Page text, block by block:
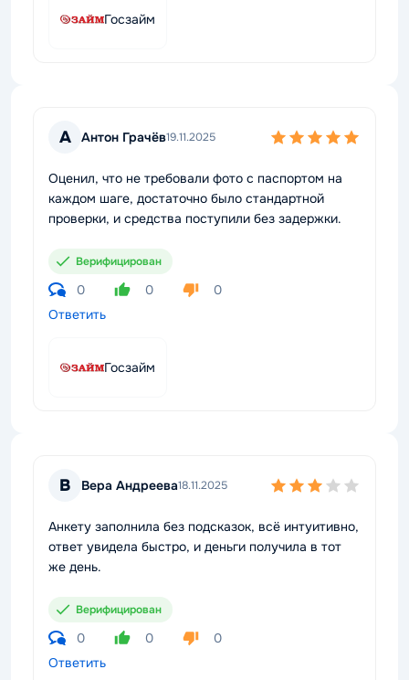
Госзайм
А Антон Грачёв19.11.2025
Оценил, что не требовали фото с паспортом на
каждом шаге, достаточно было стандартной
проверки, и средства поступили без задержки.
Верифицирован
0 0
0
Ответить
Госзайм
В Вера Андреева18.11.2025
Анкету заполнила без подсказок, всё интуитивно,
ответ увидела быстро, и деньги получила в тот
же день.
Верифицирован
0 0
0
Ответить